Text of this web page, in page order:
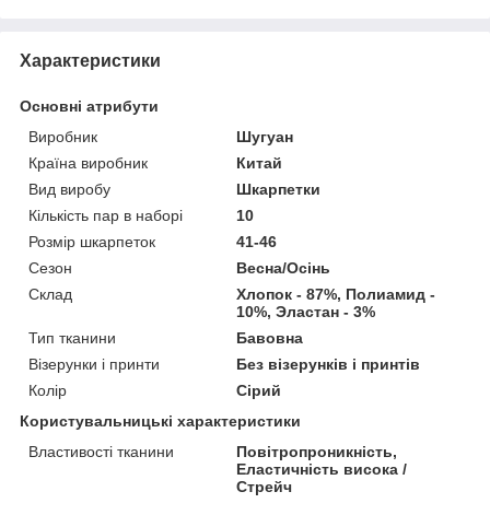
Характеристики
Основні атрибути
Виробник
Шугуан
Країна виробник
Китай
Вид виробу
Шкарпетки
Кількість пар в наборі
10
Розмір шкарпеток
41-46
Сезон
Весна/Осінь
Склад
Хлопок - 87%, Полиамид -
10%, Эластан - 3%
Тип тканини
Бавовна
Візерунки і принти
Без візерунків і принтів
Колір
Сірий
Користувальницькі характеристики
Властивості тканини
Повітропроникність,
Еластичність висока /
Стрейч